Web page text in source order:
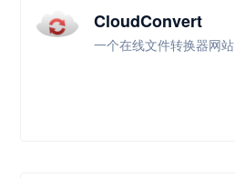
CloudConvert
一个在线文件转换器网站